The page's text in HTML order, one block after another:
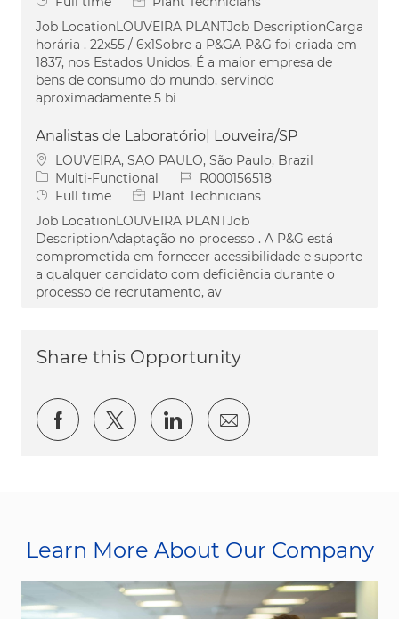
Job LocationLOUVEIRA PLANTJob DescriptionCarga
horária . 22x55 / 6x1Sobre a P&GA P&G foi criada em
1837, nos Estados Unidos. É a maior empresa de
bens de consumo do mundo, servindo
aproximadamente 5 bi
Analistas de Laboratório| Louveira/SP
Location
LOUVEIRA, SAO PAULO, São Paulo, Brazil
Category
Multi-Functional Job IdR000156518
Job Type
Full time
Plant Technicians
Job LocationLOUVEIRA PLANTJob
DescriptionAdaptação no processo . A P&G está
comprometida em fornecer acessibilidade e suporte
a qualquer candidato com deficiência durante o
processo de recrutamento, av
Share this Opportunity
Share via Facebook
Share via twitter
Share via LinkedIn
Share via email
Learn More About Our Company